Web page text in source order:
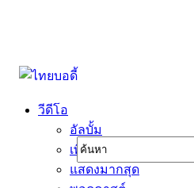
วีดีโอ
อัลบั้ม
เพิ่มล่าสุด
แสดงมากสุด